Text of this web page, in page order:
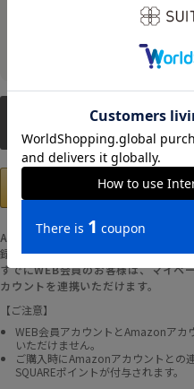
メル
そのほかにもさまざまな
新規
Amazonアカウントの登録情報を使
録が可能です。
すでにWEB会員のお客様は、マイ
カウントを連携いただけます。
【ご注意】
WEB会員アカウントとAmazonアカ
いただけません。
ご購入時にAmazonアカウントとの
SQUAREポイントが付与されます。